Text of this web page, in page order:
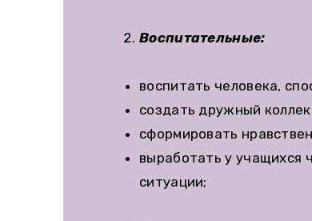
Воспитательные:
воспитать человека,
создать дружный
сформировать
выработать у учащихся
ситуации;